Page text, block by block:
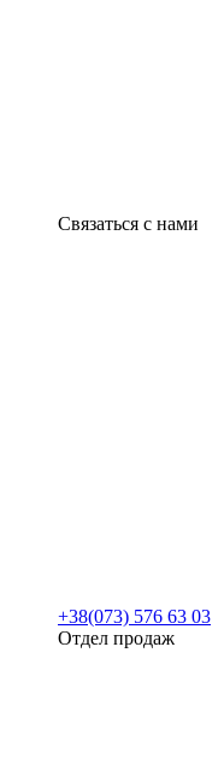
Связаться с нами
+38(073) 576 63 03
Отдел продаж